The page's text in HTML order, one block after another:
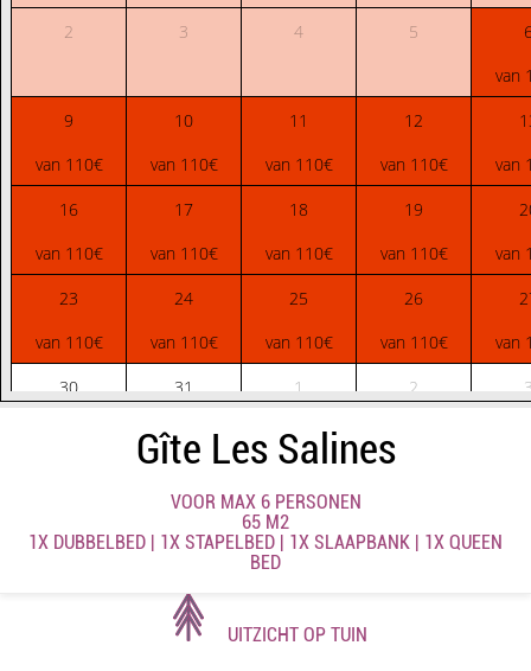
2 3 4 5
van
9
10 11 12
van 110€
van 110€ van 110€ van 110€
van
16
17 18 19
van 110€
van 110€ van 110€ van 110€
van
23
24 25 26
van 110€
van 110€ van 110€ van 110€
van
30
31 1 2
van 110€ van 110€
Gîte Les Salines
VOOR MAX 6 PERSONEN
65 M2
1X DUBBELBED | 1X STAPELBED | 1X SLAAPBANK | 1X QUEEN
BED
UITZICHT OP TUIN